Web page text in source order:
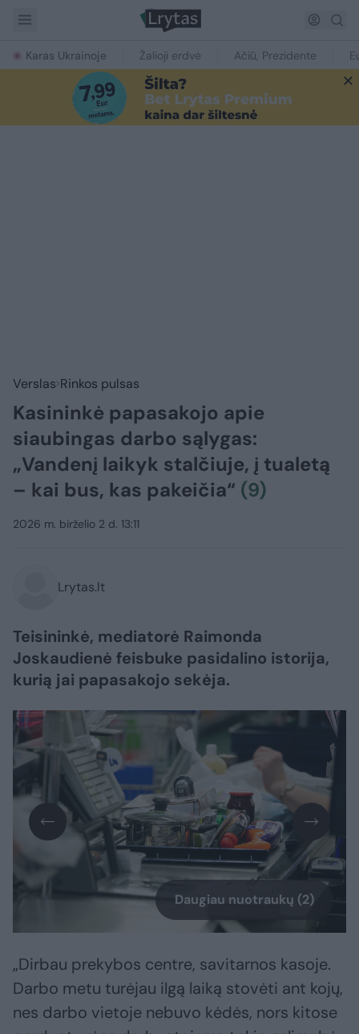
Karas Ukrainoje Žalioji erdvė Ačiū, Prezidente
Verslas Rinkos pulsas
Kasininkė papasakojo apie
siaubingas darbo sąlygas:
„Vandenį laikyk stalčiuje, į tualetą
– kai bus, kas pakeičia“ (9)
2026 m. birželio 2 d. 13:11
Lrytas.lt
Teisininkė, mediatorė Raimonda
Joskaudienė feisbuke pasidalino istorija,
kurią jai papasakojo sekėja.
Daugiau nuotraukų (2)
„Dirbau prekybos centre, savitarnos kasoje.
Darbo metu turėjau ilgą laiką stovėti ant kojų,
nes darbo vietoje nebuvo kėdės, nors kitose